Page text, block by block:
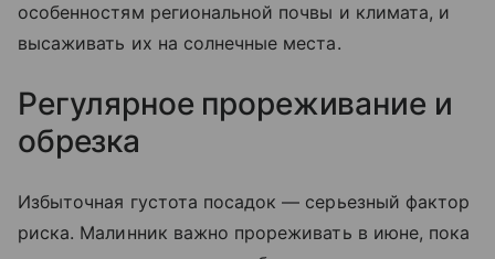
особенностям региональной почвы и климата, и
высаживать их на солнечные места.
Регулярное прореживание и
обрезка
Избыточная густота посадок — серьезный фактор
риска. Малинник важно прореживать в июне, пока